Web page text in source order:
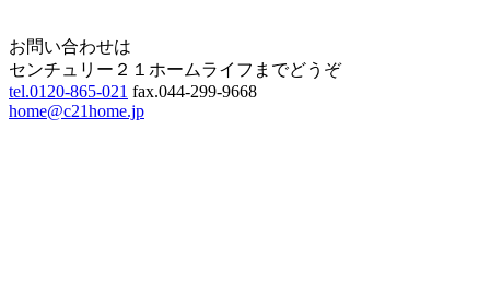
お問い合わせは
センチュリー２１ホームライフまでどうぞ
tel.0120-865-021 fax.044-299-9668
home@c21home.jp